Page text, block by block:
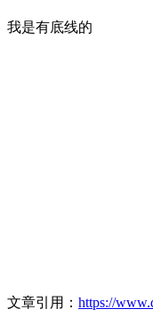
我是有底线的
文章引用： https://